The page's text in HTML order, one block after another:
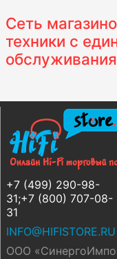
Сеть
техники с
+7 (499) 290-98-
31;+7 (800) 707-08-
31
INFO@HIFISTORE.RU
ООО